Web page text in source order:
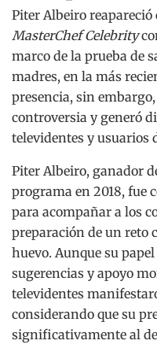
Piter Albeiro reapareció
MasterChef Celebrity
marco de la prueba de
madres, en la más
presencia, sin
controversia y generó
televidentes y usuarios
Piter Albeiro, ganador
programa en 2018, fue
para acompañar a los
preparación de un reto
huevo. Aunque su
sugerencias y apoyo
televidentes
considerando que su
significativamente al